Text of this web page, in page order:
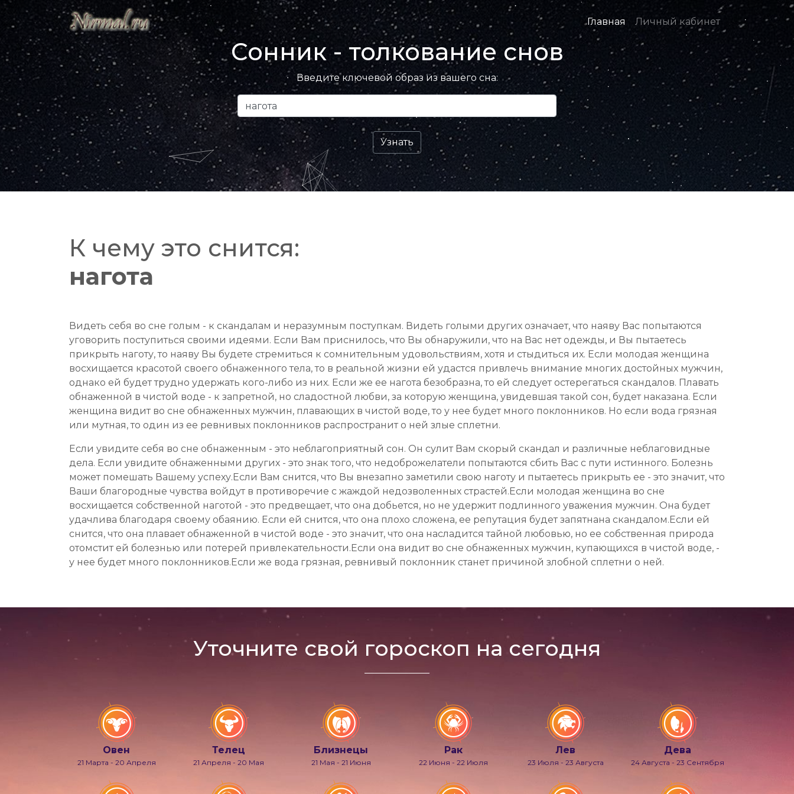
Главная Личный кабинет
Сонник - толкование снов
Введите ключевой образ из вашего сна:
К чему это снится:
нагота
Видеть себя во сне голым - к скандалам и неразумным поступкам. Видеть голыми других означает, что наяву Вас попытаются
уговорить поступиться своими идеями. Если Вам приснилось, что Вы обнаружили, что на Вас нет одежды, и Вы пытаетесь
прикрыть наготу, то наяву Вы будете стремиться к сомнительным удовольствиям, хотя и стыдиться их. Если молодая женщина
восхищается красотой своего обнаженного тела, то в реальной жизни ей удастся привлечь внимание многих достойных мужчин,
однако ей будет трудно удержать кого-либо из них. Если же ее нагота безобразна, то ей следует остерегаться скандалов. Плавать
обнаженной в чистой воде - к запретной, но сладостной любви, за которую женщина, увидевшая такой сон, будет наказана. Если
женщина видит во сне обнаженных мужчин, плавающих в чистой воде, то у нее будет много поклонников. Но если вода грязная
или мутная, то один из ее ревнивых поклонников распространит о ней злые сплетни.
Если увидите себя во сне обнаженным - это неблагоприятный сон. Он сулит Вам скорый скандал и различные неблаговидные
дела. Если увидите обнаженными других - это знак того, что недоброжелатели попытаются сбить Вас с пути истинного. Болезнь
может помешать Вашему успеху.Если Вам снится, что Вы внезапно заметили свою наготу и пытаетесь прикрыть ее - это значит, что
Ваши благородные чувства войдут в противоречие с жаждой недозволенных страстей.Если молодая женщина во сне
восхищается собственной наготой - это предвещает, что она добьется, но не удержит подлинного уважения мужчин. Она будет
удачлива благодаря своему обаянию. Если ей снится, что она плохо сложена, ее репутация будет запятнана скандалом.Если ей
снится, что она плавает обнаженной в чистой воде - это значит, что она насладится тайной любовью, но ее собственная природа
отомстит ей болезнью или потерей привлекательности.Если она видит во сне обнаженных мужчин, купающихся в чистой воде, -
у нее будет много поклонников.Если же вода грязная, ревнивый поклонник станет причиной злобной сплетни о ней.
Уточните свой гороскоп на сегодня
Овен
21 Марта - 20 Апреля
Телец
21 Апреля - 20 Мая
Близнецы
21 Мая - 21 Июня
Рак
22 Июня - 22 Июля
Лев
23 Июля - 23 Августа
Дева
24 Августа - 23 Сентября